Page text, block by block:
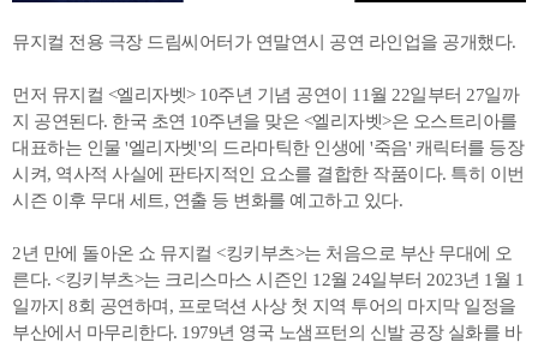
뮤지컬 전용 극장 드림씨어터가 연말연시 공연 라인업을 공개했다.
먼저 뮤지컬 <엘리자벳> 10주년 기념 공연이 11월 22일부터 27일까
지 공연된다. 한국 초연 10주년을 맞은 <엘리자벳>은 오스트리아를
대표하는 인물 '엘리자벳'의 드라마틱한 인생에 '죽음' 캐릭터를 등장
시켜, 역사적 사실에 판타지적인 요소를 결합한 작품이다. 특히 이번
시즌 이후 무대 세트, 연출 등 변화를 예고하고 있다.
2년 만에 돌아온 쇼 뮤지컬 <킹키부츠>는 처음으로 부산 무대에 오
른다. <킹키부츠>는 크리스마스 시즌인 12월 24일부터 2023년 1월 1
일까지 8회 공연하며, 프로덕션 사상 첫 지역 투어의 마지막 일정을
부산에서 마무리한다. 1979년 영국 노샘프턴의 신발 공장 실화를 바